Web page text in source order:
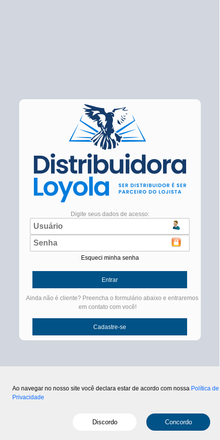
Digite seus dados de acesso:
Esqueci minha senha
Ainda não é cliente? Preencha o formulário abaixo e entraremos
em contato com você!
Ao navegar no nosso site você declara estar de acordo com nossa Política de
Privacidade